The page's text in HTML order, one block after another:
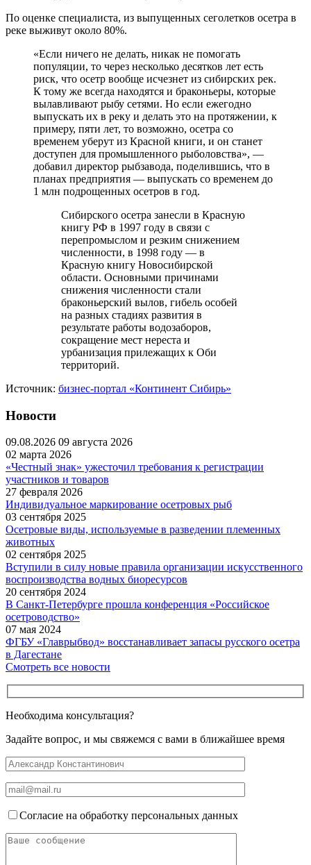
По оценке специалиста, из выпущенных сеголетков осетра в
реке выживут около 80%.
«Если ничего не делать, никак не помогать
популяции, то через несколько десятков лет есть
риск, что осетр вообще исчезнет из сибирских рек.
К тому же всегда находятся и браконьеры, которые
вылавливают рыбу сетями. Но если ежегодно
выпускать их в реку и делать это на протяжении, к
примеру, пяти лет, то возможно, осетра со
временем уберут из Красной книги, и он станет
доступен для промышленного рыболовства», —
добавил директор рыбзавода, поделившись, что в
планах предприятия — выпускать со временем до
1 млн подрощенных осетров в год.
Сибирского осетра занесли в Красную
книгу РФ в 1997 году в связи с
перепромыслом и резким снижением
численности, в 1998 году — в
Красную книгу Новосибирской
области. Основными причинами
снижения численности стали
браконьерский вылов, гибель особей
на разных стадиях развития в
результате работы водозаборов,
сокращение мест нереста и
урбанизация прилежащих к Оби
территорий.
Источник: бизнес-портал «Континент Сибирь»
Новости
09.08.2026 09 августа 2026
02 марта 2026
«Честный знак» ужесточил требования к регистрации
участников и товаров
27 февраля 2026
Индивидуальное маркирование осетровых рыб
03 сентября 2025
Осетровые виды, используемые в разведении племенных
животных
02 сентября 2025
Вступили в силу новые правила организации искусственного
воспроизводства водных биоресурсов
20 сентября 2024
В Санкт-Петербурге прошла конференция «Российское
осетроводство»
07 мая 2024
ФГБУ «Главрыбвод» восстанавливает запасы русского осетра
в Дагестане
Смотреть все новости
Необходима консультация?
Задайте вопрос, и мы свяжемся с вами в ближайшее время
Согласие на обработку персональных данных